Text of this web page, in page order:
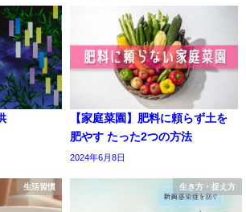
【家庭菜園】肥料に頼らず土を
肥やす たった2つの方法
2024年6月8日
生活習慣 生き方・捉え方